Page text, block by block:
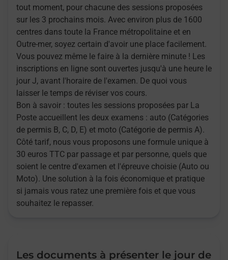
tout moment, pour chacune des sessions proposées
sur les 3 prochains mois. Avec environ plus de 1600
centres dans toute la France métropolitaine et en
Outre-mer, soyez certain d'avoir une place facilement.
Vous pouvez même le faire à la dernière minute ! Les
inscriptions en ligne sont ouvertes jusqu'à une heure le
jour J, avant l'horaire de l'examen. De quoi vous
laisser le temps de réviser vos cours.
Bon à savoir : toutes les sessions proposées par La
Poste accueillent les deux examens : auto (Catégories
de permis B, C, D, E) et moto (Catégorie de permis A).
Côté tarif, nous vous proposons une formule unique à
30 euros TTC par passage et par personne, quels que
soient le centre d'examen et l'épreuve choisie (Auto ou
Moto). Une solution à la fois économique et pratique
si jamais vous ratez une première fois et que vous
souhaitez le repasser.
Les documents à présenter le jour de